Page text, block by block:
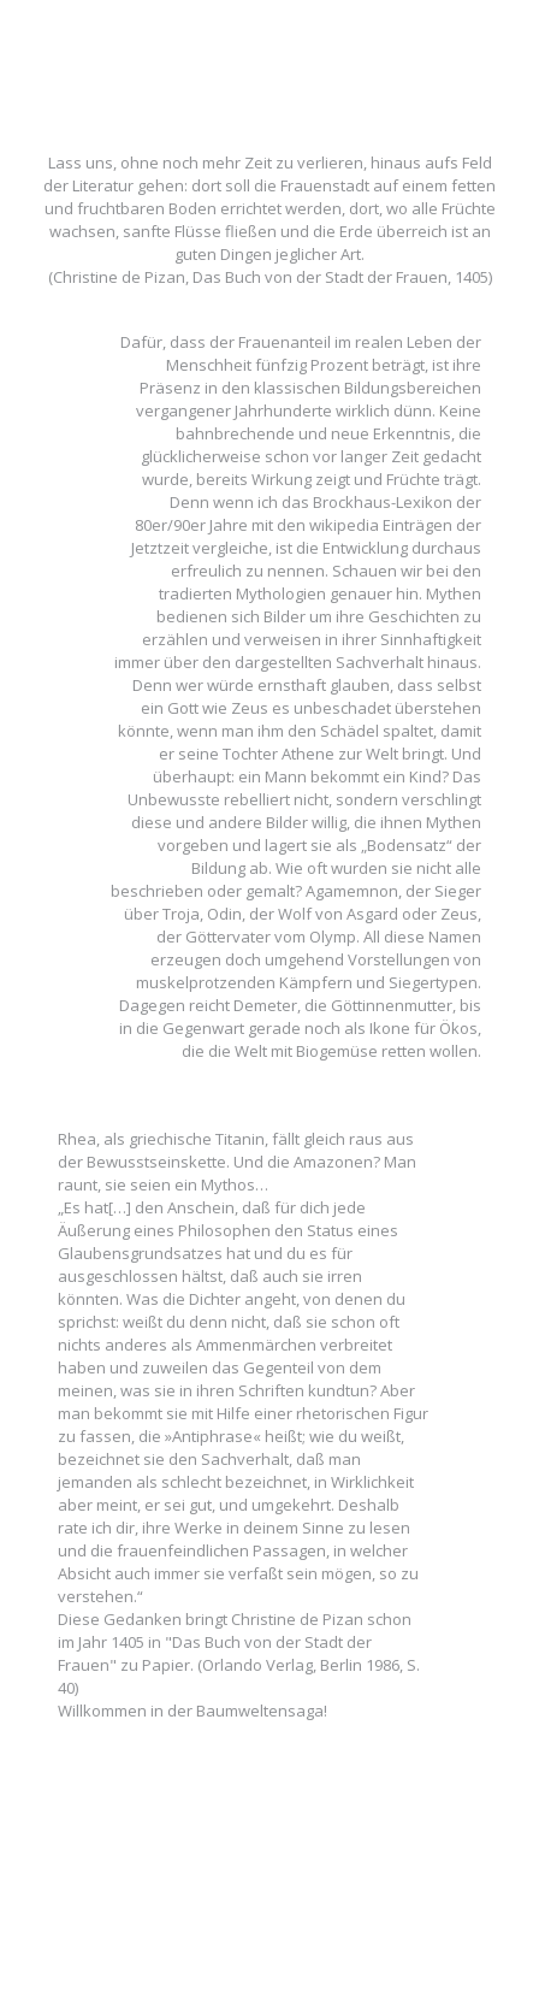
Lass uns, ohne noch mehr Zeit zu verlieren, hinaus aufs Feld
der Literatur gehen: dort soll die Frauenstadt auf einem fetten
und fruchtbaren Boden errichtet werden, dort, wo alle Früchte
wachsen, sanfte Flüsse fließen und die Erde überreich ist an
guten Dingen jeglicher Art.
(Christine de Pizan, Das Buch von der Stadt der Frauen, 1405)
Dafür, dass der Frauenanteil im realen Leben der
Menschheit fünfzig Prozent beträgt, ist ihre
Präsenz in den klassischen Bildungsbereichen
vergangener Jahrhunderte wirklich dünn. Keine
bahnbrechende und neue Erkenntnis, die
glücklicherweise schon vor langer Zeit gedacht
wurde, bereits Wirkung zeigt und Früchte trägt.
Denn wenn ich das Brockhaus-Lexikon der
80er/90er Jahre mit den wikipedia Einträgen der
Jetztzeit vergleiche, ist die Entwicklung durchaus
erfreulich zu nennen. Schauen wir bei den
tradierten Mythologien genauer hin. Mythen
bedienen sich Bilder um ihre Geschichten zu
erzählen und verweisen in ihrer Sinnhaftigkeit
immer über den dargestellten Sachverhalt hinaus.
Denn wer würde ernsthaft glauben, dass selbst
ein Gott wie Zeus es unbeschadet überstehen
könnte, wenn man ihm den Schädel spaltet, damit
er seine Tochter Athene zur Welt bringt. Und
überhaupt: ein Mann bekommt ein Kind? Das
Unbewusste rebelliert nicht, sondern verschlingt
diese und andere Bilder willig, die ihnen Mythen
vorgeben und lagert sie als „Bodensatz“ der
Bildung ab. Wie oft wurden sie nicht alle
beschrieben oder gemalt? Agamemnon, der Sieger
über Troja, Odin, der Wolf von Asgard oder Zeus,
der Göttervater vom Olymp. All diese Namen
erzeugen doch umgehend Vorstellungen von
muskelprotzenden Kämpfern und Siegertypen.
Dagegen reicht Demeter, die Göttinnenmutter, bis
in die Gegenwart gerade noch als Ikone für Ökos,
die die Welt mit Biogemüse retten wollen.
Rhea, als griechische Titanin, fällt gleich raus aus
der Bewusstseinskette. Und die Amazonen? Man
raunt, sie seien ein Mythos…
„Es hat[…] den Anschein, daß für dich jede
Äußerung eines Philosophen den Status eines
Glaubensgrundsatzes hat und du es für
ausgeschlossen hältst, daß auch sie irren
könnten. Was die Dichter angeht, von denen du
sprichst: weißt du denn nicht, daß sie schon oft
nichts anderes als Ammenmärchen verbreitet
haben und zuweilen das Gegenteil von dem
meinen, was sie in ihren Schriften kundtun? Aber
man bekommt sie mit Hilfe einer rhetorischen Figur
zu fassen, die »Antiphrase« heißt; wie du weißt,
bezeichnet sie den Sachverhalt, daß man
jemanden als schlecht bezeichnet, in Wirklichkeit
aber meint, er sei gut, und umgekehrt. Deshalb
rate ich dir, ihre Werke in deinem Sinne zu lesen
und die frauenfeindlichen Passagen, in welcher
Absicht auch immer sie verfaßt sein mögen, so zu
verstehen.“
Diese Gedanken bringt Christine de Pizan schon
im Jahr 1405 in "Das Buch von der Stadt der
Frauen" zu Papier. (Orlando Verlag, Berlin 1986, S.
40)
Willkommen in der Baumweltensaga!